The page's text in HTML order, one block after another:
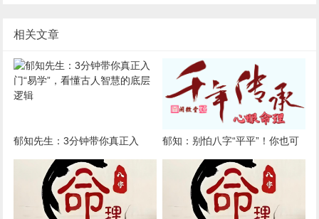
相关文章
郁知先生：3分钟带你真正入
门“易学”，看懂古人智慧的底层
郁知：别怕八字“平平”！你也可
以活出高光人生